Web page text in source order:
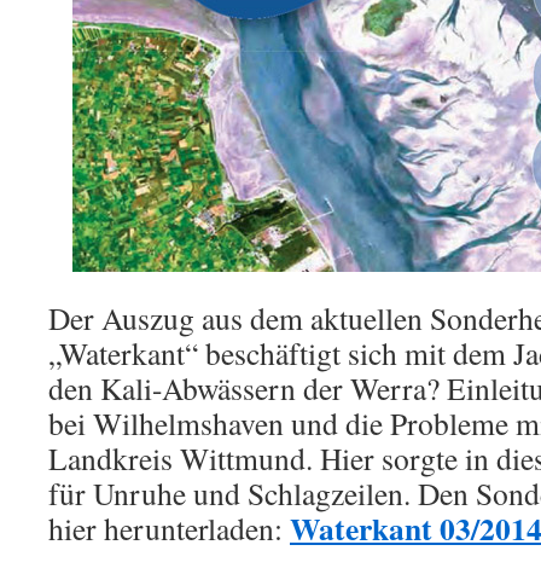
Der Auszug aus dem aktuellen
„Waterkant“ beschäftigt sich mit dem
den Kali-Abwässern der Werra?
bei Wilhelmshaven und die Probleme
Landkreis Wittmund. Hier sorgte in
für Unruhe und Schlagzeilen. Den
hier herunterladen: Waterkant 03/